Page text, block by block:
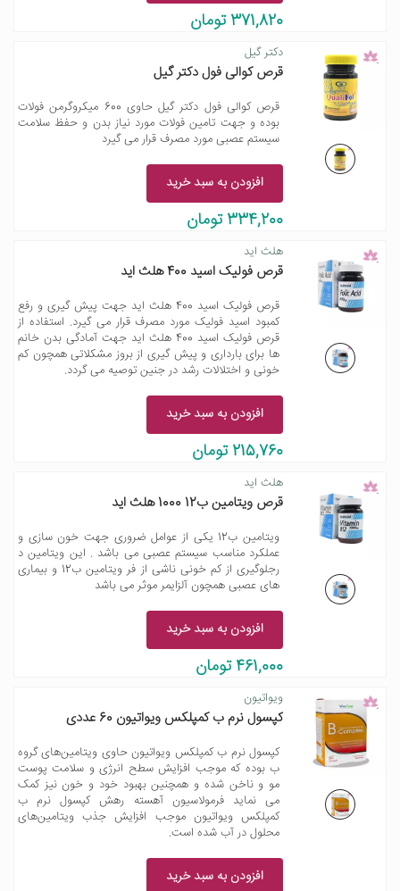
371,820 تومان
دکتر گیل
قرص کوالی فول دکتر گیل
قرص کوالی فول دکتر گیل حاوی 600 میکروگرمن فولات
بوده و جهت تامین فولات مورد نیاز بدن و حفظ سلامت
سیستم عصبی مورد مصرف قرار می گیرد
افزودن به سبد خرید
334,200 تومان
هلث اید
قرص فولیک اسید 400 هلث اید
قرص فولیک اسید 400 هلث اید جهت پیش گیری و رفع
کمبود اسید فولیک مورد مصرف قرار می گیرد. استفاده از
قرص فولیک اسید 400 هلث اید جهت آمادگی بدن خانم
ها برای بارداری و پیش گیری از بروز مشکلاتی همچون کم
خونی و اختلالات رشد در جنین توصیه می گردد.
افزودن به سبد خرید
215,760 تومان
هلث اید
قرص ویتامین ب12 1000 هلث اید
ویتامین ب12 یکی از عوامل ضروری جهت خون سازی و
عملکرد مناسب سیستم عصبی می باشد . این ویتامین د
رجلوگیری از کم خونی ناشی از فر ویتامین ب12 و بیماری
های عصبی همچون آلزایمر موثر می باشد
افزودن به سبد خرید
461,000 تومان
ویواتیون
کپسول نرم ب کمپلکس ویواتیون 60 عددی
کپسول نرم ب کمپلکس ویواتیون حاوی ویتامین‌های گروه
ب بوده که موجب افزایش سطح انرژی و سلامت پوست
مو و ناخن شده و همچنین بهبود خود و خون نیز کمک
می نماید فرمولاسیون آهسته رهش کپسول نرم ب
کمپلکس ویواتیون موجب افزایش جذب ویتامین‌های
محلول در آب شده است.
افزودن به سبد خرید